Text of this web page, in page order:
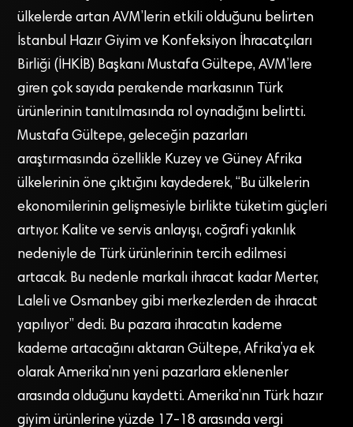
ülkelerde artan AVM’lerin etkili olduğunu belirten
İstanbul Hazır Giyim ve Konfeksiyon İhracatçıları
Birliği (İHKİB) Başkanı Mustafa Gültepe, AVM’lere
giren çok sayıda perakende markasının Türk
ürünlerinin tanıtılmasında rol oynadığını belirtti.
Mustafa Gültepe, geleceğin pazarları
araştırmasında özellikle Kuzey ve Güney Afrika
ülkelerinin öne çıktığını kaydederek, “Bu ülkelerin
ekonomilerinin gelişmesiyle birlikte tüketim güçleri
artıyor. Kalite ve servis anlayışı, coğrafi yakınlık
nedeniyle de Türk ürünlerinin tercih edilmesi
artacak. Bu nedenle markalı ihracat kadar Merter,
Laleli ve Osmanbey gibi merkezlerden de ihracat
yapılıyor” dedi. Bu pazara ihracatın kademe
kademe artacağını aktaran Gültepe, Afrika’ya ek
olarak Amerika’nın yeni pazarlara eklenenler
arasında olduğunu kaydetti. Amerika’nın Türk hazır
giyim ürünlerine yüzde 17-18 arasında vergi